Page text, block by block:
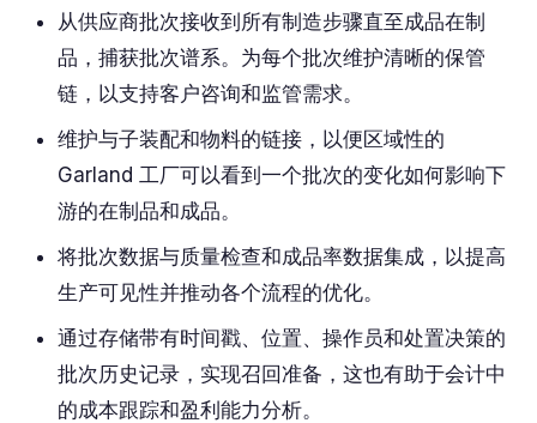
从供应商批次接收到所有制造步骤直至成品在制
品，捕获批次谱系。为每个批次维护清晰的保管
链，以支持客户咨询和监管需求。
维护与子装配和物料的链接，以便区域性的
Garland 工厂可以看到一个批次的变化如何影响下
游的在制品和成品。
将批次数据与质量检查和成品率数据集成，以提高
生产可见性并推动各个流程的优化。
通过存储带有时间戳、位置、操作员和处置决策的
批次历史记录，实现召回准备，这也有助于会计中
的成本跟踪和盈利能力分析。